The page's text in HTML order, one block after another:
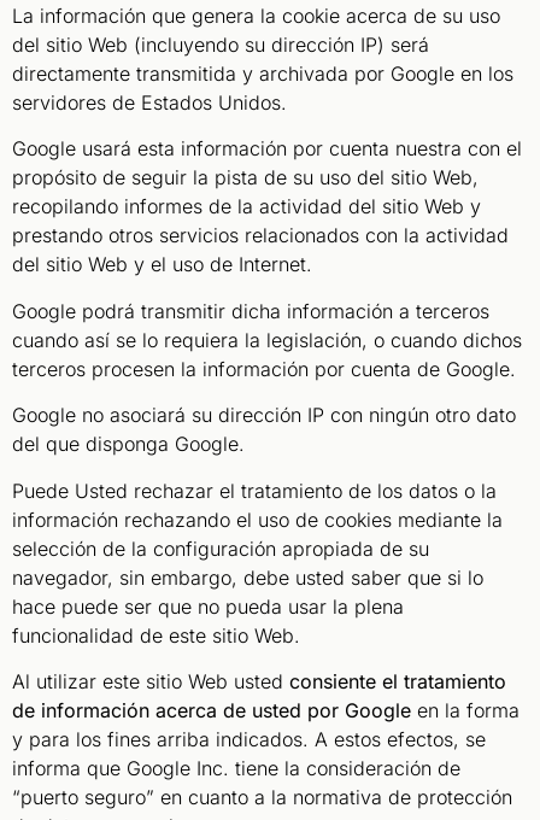
La información que genera la cookie acerca de su uso
del sitio Web (incluyendo su dirección IP) será
directamente transmitida y archivada por Google en los
servidores de Estados Unidos.
Google usará esta información por cuenta nuestra con el
propósito de seguir la pista de su uso del sitio Web,
recopilando informes de la actividad del sitio Web y
prestando otros servicios relacionados con la actividad
del sitio Web y el uso de Internet.
Google podrá transmitir dicha información a terceros
cuando así se lo requiera la legislación, o cuando dichos
terceros procesen la información por cuenta de Google.
Google no asociará su dirección IP con ningún otro dato
del que disponga Google.
Puede Usted rechazar el tratamiento de los datos o la
información rechazando el uso de cookies mediante la
selección de la configuración apropiada de su
navegador, sin embargo, debe usted saber que si lo
hace puede ser que no pueda usar la plena
funcionalidad de este sitio Web.
Al utilizar este sitio Web usted consiente el tratamiento
de información acerca de usted por Google en la forma
y para los fines arriba indicados. A estos efectos, se
informa que Google Inc. tiene la consideración de
“puerto seguro” en cuanto a la normativa de protección